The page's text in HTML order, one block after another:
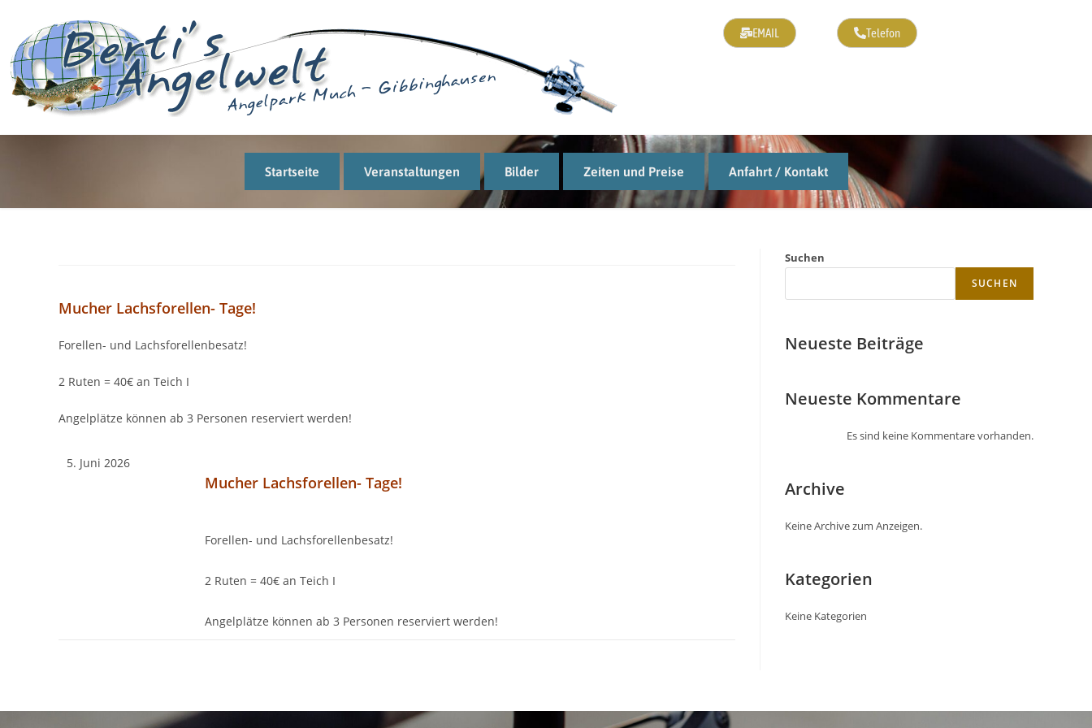
EMAIL Telefon
Startseite Veranstaltungen Bilder Zeiten und Preise Anfahrt / Kontakt
Mucher Lachsforellen- Tage!
Forellen- und Lachsforellenbesatz!
2 Ruten = 40€ an Teich I
Angelplätze können ab 3 Personen reserviert werden!
5. Juni 2026
Mucher Lachsforellen- Tage!
Forellen- und Lachsforellenbesatz!
2 Ruten = 40€ an Teich I
Angelplätze können ab 3 Personen reserviert werden!
Suchen
SUCHEN
Neueste Beiträge
Neueste Kommentare
Es sind keine Kommentare vorhanden.
Archive
Keine Archive zum Anzeigen.
Kategorien
Keine Kategorien